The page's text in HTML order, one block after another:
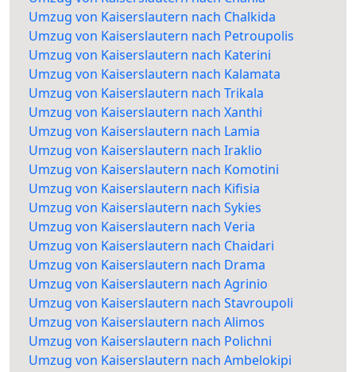
Umzug von Kaiserslautern nach Chalkida
Umzug von Kaiserslautern nach Petroupolis
Umzug von Kaiserslautern nach Katerini
Umzug von Kaiserslautern nach Kalamata
Umzug von Kaiserslautern nach Trikala
Umzug von Kaiserslautern nach Xanthi
Umzug von Kaiserslautern nach Lamia
Umzug von Kaiserslautern nach Iraklio
Umzug von Kaiserslautern nach Komotini
Umzug von Kaiserslautern nach Kifisia
Umzug von Kaiserslautern nach Sykies
Umzug von Kaiserslautern nach Veria
Umzug von Kaiserslautern nach Chaidari
Umzug von Kaiserslautern nach Drama
Umzug von Kaiserslautern nach Agrinio
Umzug von Kaiserslautern nach Stavroupoli
Umzug von Kaiserslautern nach Alimos
Umzug von Kaiserslautern nach Polichni
Umzug von Kaiserslautern nach Ambelokipi